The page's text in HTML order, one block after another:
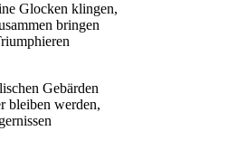
Glocken klingen,
bringen
Gebärden
bleiben werden,